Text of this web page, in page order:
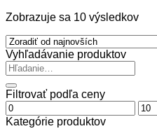
Zobrazuje sa 10 výsledkov
Vyhľadávanie produktov
Hľadať:
Filtrovať podľa ceny
Minimálna
cena
Kategórie produktov